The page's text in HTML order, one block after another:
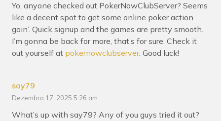
Yo, anyone checked out PokerNowClubServer? Seems
like a decent spot to get some online poker action
goin’. Quick signup and the games are pretty smooth.
I’m gonna be back for more, that’s for sure. Check it
out yourself at pokernowclubserver. Good luck!
say79
Dezembro 17, 2025 5:26 am
What’s up with say79? Any of you guys tried it out?